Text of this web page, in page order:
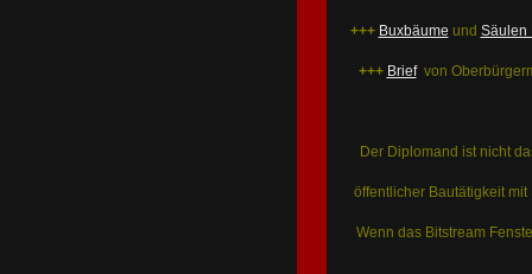
+++ Buxbäume und Säulen
+++ Briefvon
Der Diplomand ist nicht
öffentlicher Bautätigkeit
Wenn das Bitstream